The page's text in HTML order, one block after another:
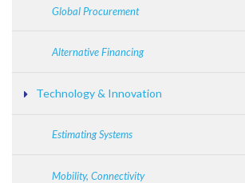
Global Procurement
Alternative Financing
Technology & Innovation
Estimating Systems
Mobility, Connectivity